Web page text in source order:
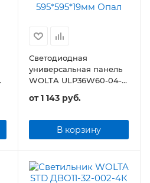
Светодиодная
универсальная панель
WOLTA ULP36W60-04-
02 36Вт 3300Лм Опал
от1 143 руб.
В корзину